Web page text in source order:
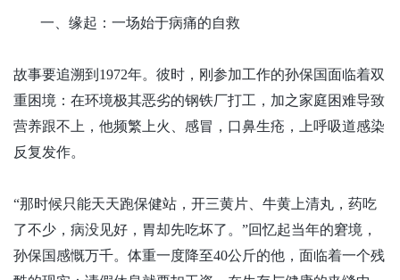
一、缘起：一场始于病痛的自救
故事要追溯到 1972年。彼时，刚参加工作的孙保国面临着双
重困境：在环境极其恶劣的钢铁厂打工，加之家庭困难导致
营养跟不上，他频繁上火、感冒，口鼻生疮，上呼吸道感染
反复发作。
“那时候只能天天跑保健站，开三黄片、牛黄上清丸，药吃
了不少，病没见好，胃却先吃坏了。”回忆起当年的窘境，
孙保国感慨万千。体重一度降至40公斤的他，面临着一个残